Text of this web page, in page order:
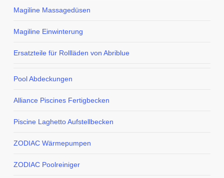
Magiline Massagedüsen
Magiline Einwinterung
Ersatzteile für Rollläden von Abriblue
Pool Abdeckungen
Alliance Piscines Fertigbecken
Piscine Laghetto Aufstellbecken
ZODIAC Wärmepumpen
ZODIAC Poolreiniger